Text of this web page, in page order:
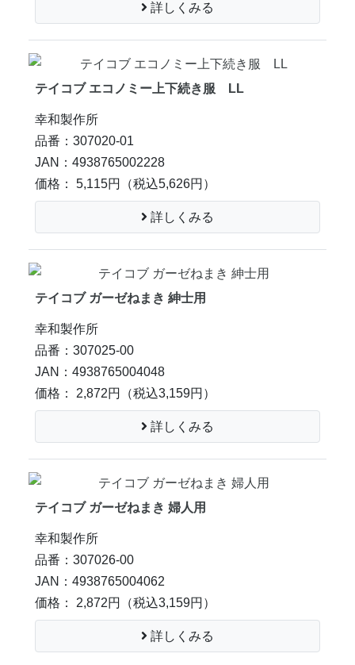
詳しくみる
テイコブ エコノミー上下続き服 LL
幸和製作所
品番：307020-01
JAN：4938765002228
価格： 5,115円
（税込5,626円）
詳しくみる
テイコブ ガーゼねまき 紳士用
幸和製作所
品番：307025-00
JAN：4938765004048
価格： 2,872円
（税込3,159円）
詳しくみる
テイコブ ガーゼねまき 婦人用
幸和製作所
品番：307026-00
JAN：4938765004062
価格： 2,872円
（税込3,159円）
詳しくみる